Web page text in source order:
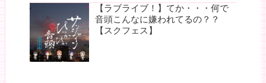
【ラブライブ！】てか・・・何で
音頭こんなに嫌われてるの？？
【スクフェス】